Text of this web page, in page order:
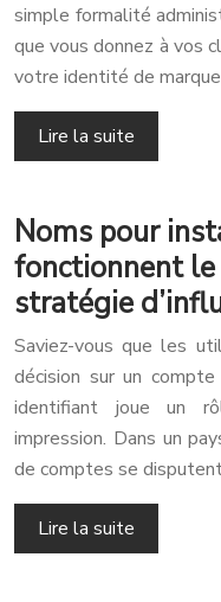
simple formalité
que vous donnez à vos
votre identité de
Lire la suite
Noms pour
fonctionnent
stratégie
Saviez-vous que les
décision sur un
identifiant joue un
impression. Dans un
de comptes se
Lire la suite